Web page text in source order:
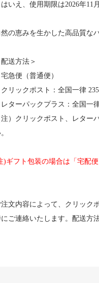
はいえ、使用期限は2026年11
然の恵みを生かした高品質な
配送方法＞
宅急便（普通便）
クリックポスト：全国一律
レターパックプラス：全国一
注）クリックポスト、レタ
)ギフト包装の場合は「宅配
注文内容によって、クリック
にご連絡いたします。配送方